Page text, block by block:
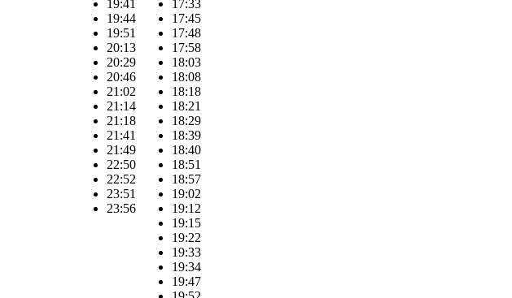
19:41
19:44
19:51
20:13
20:29
20:46
21:02
21:14
21:18
21:41
21:49
22:50
22:52
23:51
23:56
17:33
17:45
17:48
17:58
18:03
18:08
18:18
18:21
18:29
18:39
18:40
18:51
18:57
19:02
19:12
19:15
19:22
19:33
19:34
19:47